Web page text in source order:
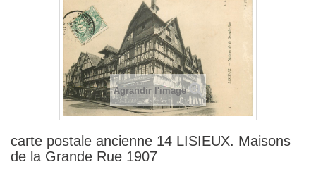
Agrandir l'image
carte postale ancienne 14 LISIEUX. Maisons
de la Grande Rue 1907